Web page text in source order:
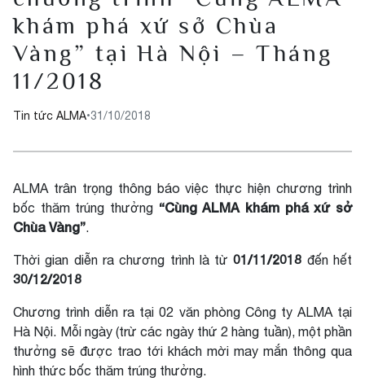
khám phá xứ sở Chùa
Vàng” tại Hà Nội – Tháng
11/2018
Tin tức ALMA•31/10/2018
ALMA trân trọng thông báo việc thực hiện chương trình
bốc thăm trúng thưởng “Cùng ALMA khám phá xứ sở
Chùa Vàng”.
Thời gian diễn ra chương trình là từ01/11/2018 đến hết
30/12/2018
Chương trình diễn ra tại 02 văn phòng Công ty ALMA tại
Hà Nội. Mỗi ngày (trừ các ngày thứ 2 hàng tuần), một phần
thưởng sẽ được trao tới khách mời may mắn thông qua
hình thức bốc thăm trúng thưởng.